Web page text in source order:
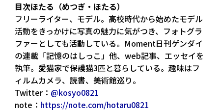
目次ほたる（めつぎ・ほたる）
フリーライター、モデル。高校時代から始めたモデル
活動をきっかけに写真の魅力に気がつき、フォトグラ
ファーとしても活動している。Moment日刊ゲンダイ
の連載「記憶のはしっこ」他、web記事、エッセイを
執筆。愛猫家で保護猫3匹と暮らしている。趣味はフ
ィルムカメラ、読書、美術館巡り。
Twitter： @kosyo0821
note： https://note.com/hotaru0821